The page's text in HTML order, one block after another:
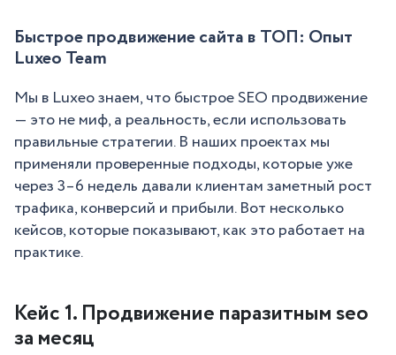
Быстрое продвижение сайта в ТОП: Опыт
Luxeo Team
Мы в Luxeo знаем, что быстрое SEO продвижение
— это не миф, а реальность, если использовать
правильные стратегии. В наших проектах мы
применяли проверенные подходы, которые уже
через 3–6 недель давали клиентам заметный рост
трафика, конверсий и прибыли. Вот несколько
кейсов, которые показывают, как это работает на
практике.
Кейс 1. Продвижение паразитным seo
за месяц